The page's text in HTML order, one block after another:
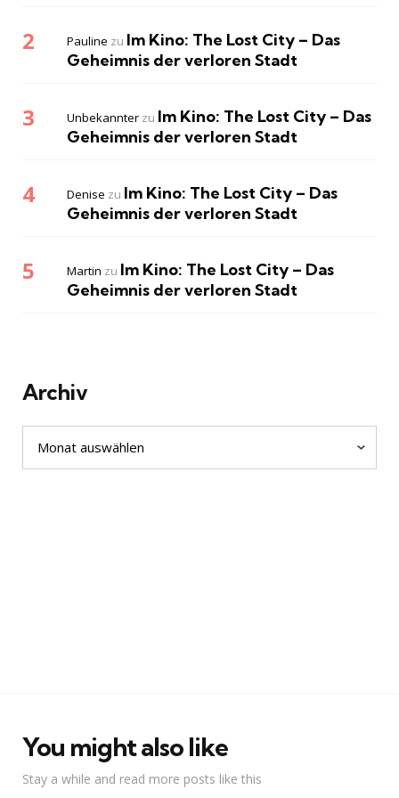
Pauline zu Im Kino: The Lost City – Das
Geheimnis der verloren Stadt
Unbekannter zu Im Kino: The Lost City – Das
Geheimnis der verloren Stadt
Denise zu Im Kino: The Lost City – Das
Geheimnis der verloren Stadt
Martin zu Im Kino: The Lost City – Das
Geheimnis der verloren Stadt
Archiv
Archiv
You might also like
Stay a while and read more posts like this